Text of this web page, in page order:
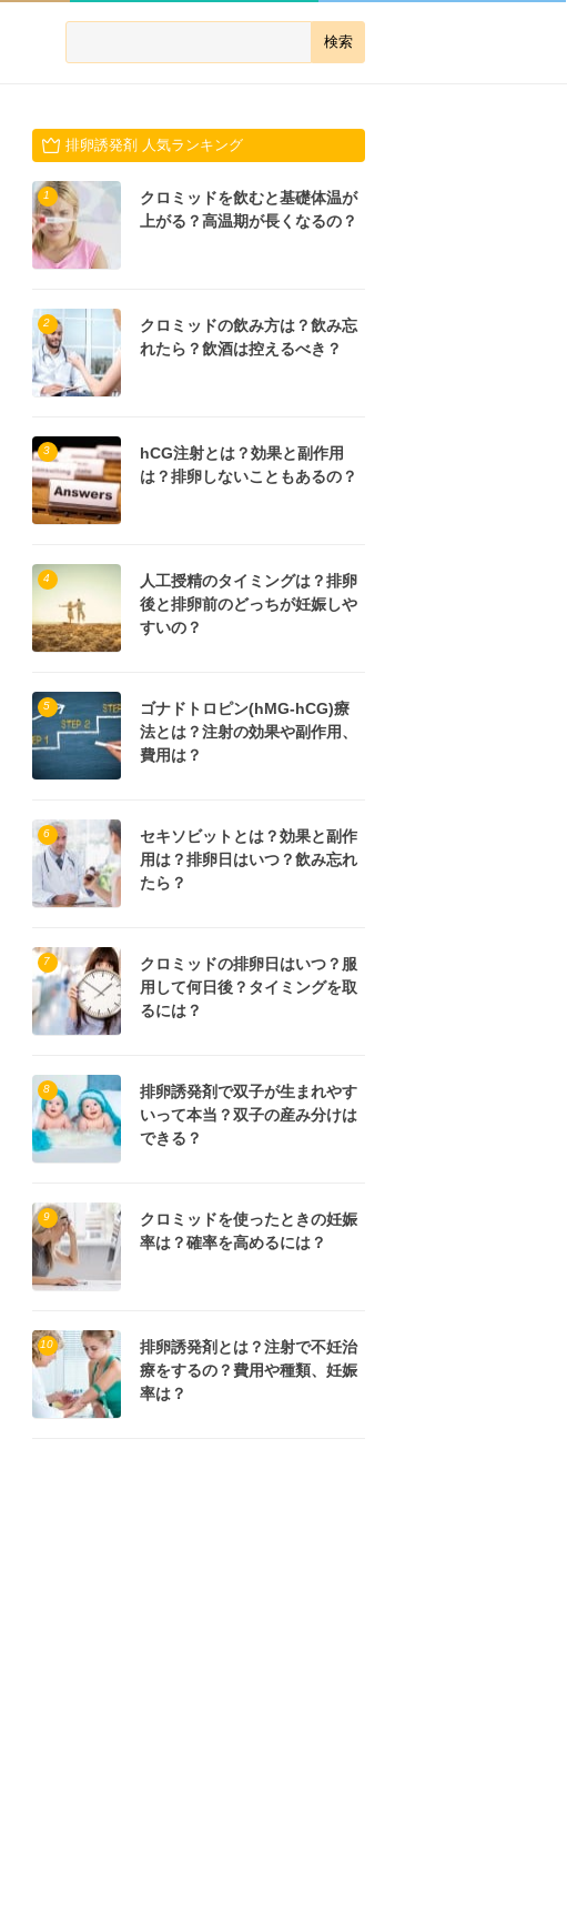
排卵誘発剤 人気ランキング
1
クロミッドを飲むと基礎体温が
上がる？高温期が長くなるの？
2
クロミッドの飲み方は？飲み忘
れたら？飲酒は控えるべき？
3
hCG注射とは？効果と副作用
は？排卵しないこともあるの？
4
人工授精のタイミングは？排卵
後と排卵前のどっちが妊娠しや
すいの？
5
ゴナドトロピン(hMG-hCG)療
法とは？注射の効果や副作用、
費用は？
6
セキソビットとは？効果と副作
用は？排卵日はいつ？飲み忘れ
たら？
7
クロミッドの排卵日はいつ？服
用して何日後？タイミングを取
るには？
8
排卵誘発剤で双子が生まれやす
いって本当？双子の産み分けは
できる？
9
クロミッドを使ったときの妊娠
率は？確率を高めるには？
10
排卵誘発剤とは？注射で不妊治
療をするの？費用や種類、妊娠
率は？